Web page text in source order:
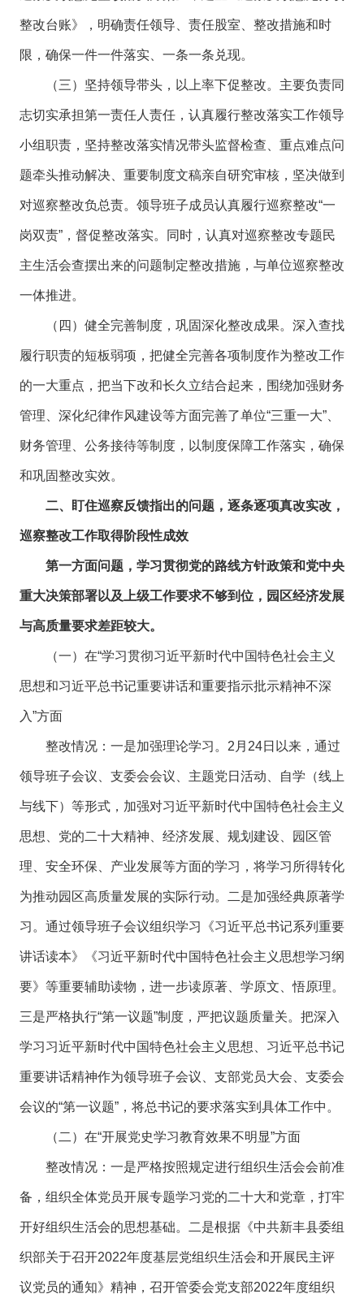
整改台账》，明确责任领导、责任股室、整改措施和时
限，确保一件一件落实、一条一条兑现。
（三）坚持领导带头，以上率下促整改。主要负责同
志切实承担第一责任人责任，认真履行整改落实工作领导
小组职责，坚持整改落实情况带头监督检查、重点难点问
题牵头推动解决、重要制度文稿亲自研究审核，坚决做到
对巡察整改负总责。领导班子成员认真履行巡察整改“一
岗双责”，督促整改落实。同时，认真对巡察整改专题民
主生活会查摆出来的问题制定整改措施，与单位巡察整改
一体推进。
（四）健全完善制度，巩固深化整改成果。深入查找
履行职责的短板弱项，把健全完善各项制度作为整改工作
的一大重点，把当下改和长久立结合起来，围绕加强财务
管理、深化纪律作风建设等方面完善了单位“三重一大”、
财务管理、公务接待等制度，以制度保障工作落实，确保
和巩固整改实效。
二、盯住巡察反馈指出的问题，逐条逐项真改实改，
巡察整改工作取得阶段性成效
第一方面问题，学习贯彻党的路线方针政策和党中央
重大决策部署以及上级工作要求不够到位，园区经济发展
与高质量要求差距较大。
（一）在“学习贯彻习近平新时代中国特色社会主义
思想和习近平总书记重要讲话和重要指示批示精神不深
入”方面
整改情况：一是加强理论学习。2月24日以来，通过
领导班子会议、支委会会议、主题党日活动、自学（线上
与线下）等形式，加强对习近平新时代中国特色社会主义
思想、党的二十大精神、经济发展、规划建设、园区管
理、安全环保、产业发展等方面的学习，将学习所得转化
为推动园区高质量发展的实际行动。二是加强经典原著学
习。通过领导班子会议组织学习《习近平总书记系列重要
讲话读本》《习近平新时代中国特色社会主义思想学习纲
要》等重要辅助读物，进一步读原著、学原文、悟原理。
三是严格执行“第一议题”制度，严把议题质量关。把深入
学习习近平新时代中国特色社会主义思想、习近平总书记
重要讲话精神作为领导班子会议、支部党员大会、支委会
会议的“第一议题”，将总书记的要求落实到具体工作中。
（二）在“开展党史学习教育效果不明显”方面
整改情况：一是严格按照规定进行组织生活会会前准
备，组织全体党员开展专题学习党的二十大和党章，打牢
开好组织生活会的思想基础。二是根据《中共新丰县委组
织部关于召开2022年度基层党组织生活会和开展民主评
议党员的通知》精神，召开管委会党支部2022年度组织